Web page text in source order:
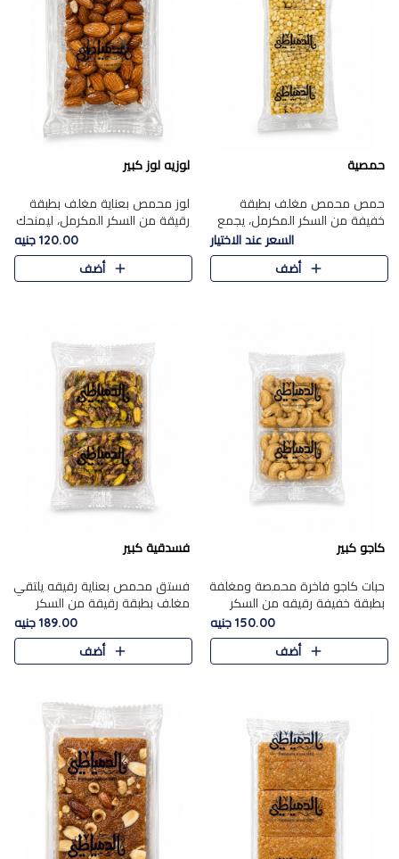
حمصية
حمص محمص مغلف بطبقة
خفيفة من السكر المكرمل، يجمع
بين القرمشة المميزة والطعم
الشرقي الأصيل في واحدة من أشهر
حلويات الموسم.
السعر عند الاختيار
أضف
لوزيه لوز كبير
لوز محمص بعناية مغلف بطبقة
رقيقة من السكر المكرمل، ليمنحك
قرمشة راقية ونكهة غنية تبرز
فخامة اللوز في كل قطعة.
120.00 جنيه
أضف
كاجو كبير
حبات كاجو فاخرة محمصة ومغلفة
بطبقة خفيفة رقيقه من السكر
المكرمل، تجمع بين توازن النعومة
زبدية غنية فاخرة والقرمشة
المرضية في حلوى شرقية بطاب..
150.00 جنيه
أضف
فسدقية كبير
فستق محمص بعناية رقيقه يلتقي
مغلف بطبقة رقيقة من السكر
المكرمل، ليقدم مذاقًا فاخرًا حلوي
شرقية فاخرة ونكهة غنية ناتي تميز
كل قطعة و قوام هش
189.00 جنيه
أضف